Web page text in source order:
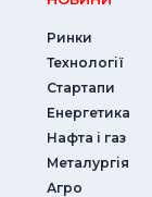
Ринки
Технології
Стартапи
Енергетика
Нафта і газ
Металургія
Агро